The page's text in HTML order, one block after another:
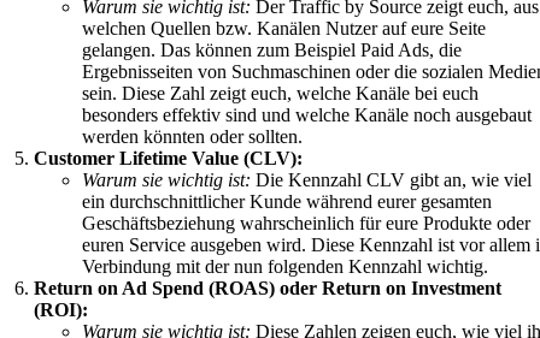
Warum sie wichtig ist: Der Traffic by Source zeigt euch, aus
welchen Quellen bzw. Kanälen Nutzer auf eure Seite
gelangen. Das können zum Beispiel Paid Ads, die
Ergebnisseiten von Suchmaschinen oder die sozialen
sein. Diese Zahl zeigt euch, welche Kanäle bei euch
besonders effektiv sind und welche Kanäle noch ausgebaut
werden könnten oder sollten.
Customer Lifetime Value (CLV):
Warum sie wichtig ist: Die Kennzahl CLV gibt an, wie viel
ein durchschnittlicher Kunde während eurer gesamten
Geschäftsbeziehung wahrscheinlich für eure Produkte oder
euren Service ausgeben wird. Diese Kennzahl ist vor allem
Verbindung mit der nun folgenden Kennzahl wichtig.
Return on Ad Spend (ROAS) oder Return on Investment
(ROI):
Warum sie wichtig ist: Diese Zahlen zeigen euch, wie viel